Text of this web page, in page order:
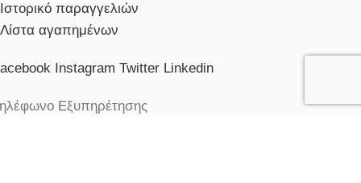
Ιστορικό παραγγελιών
Λίστα αγαπημένων
Instagram Twitter Linkedin
Εξυπηρέτησης